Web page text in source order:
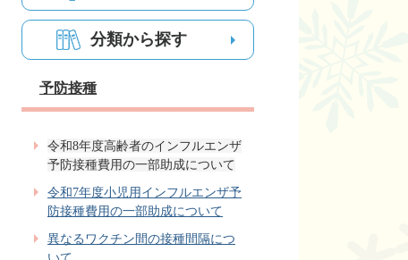
分類から探す
予防接種
令和8年度高齢者のインフルエンザ
予防接種費用の一部助成について
令和7年度小児用インフルエンザ予
防接種費用の一部助成について
異なるワクチン間の接種間隔につ